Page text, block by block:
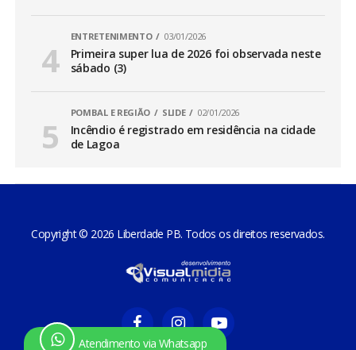
ENTRETENIMENTO 03/01/2026
Primeira super lua de 2026 foi observada neste
sábado (3)
POMBAL E REGIÃO SLIDE 02/01/2026
Incêndio é registrado em residência na cidade
de Lagoa
Atendimento via Whatsapp
Copyright © 2026 Liberdade PB. Todos os direitos reservados.